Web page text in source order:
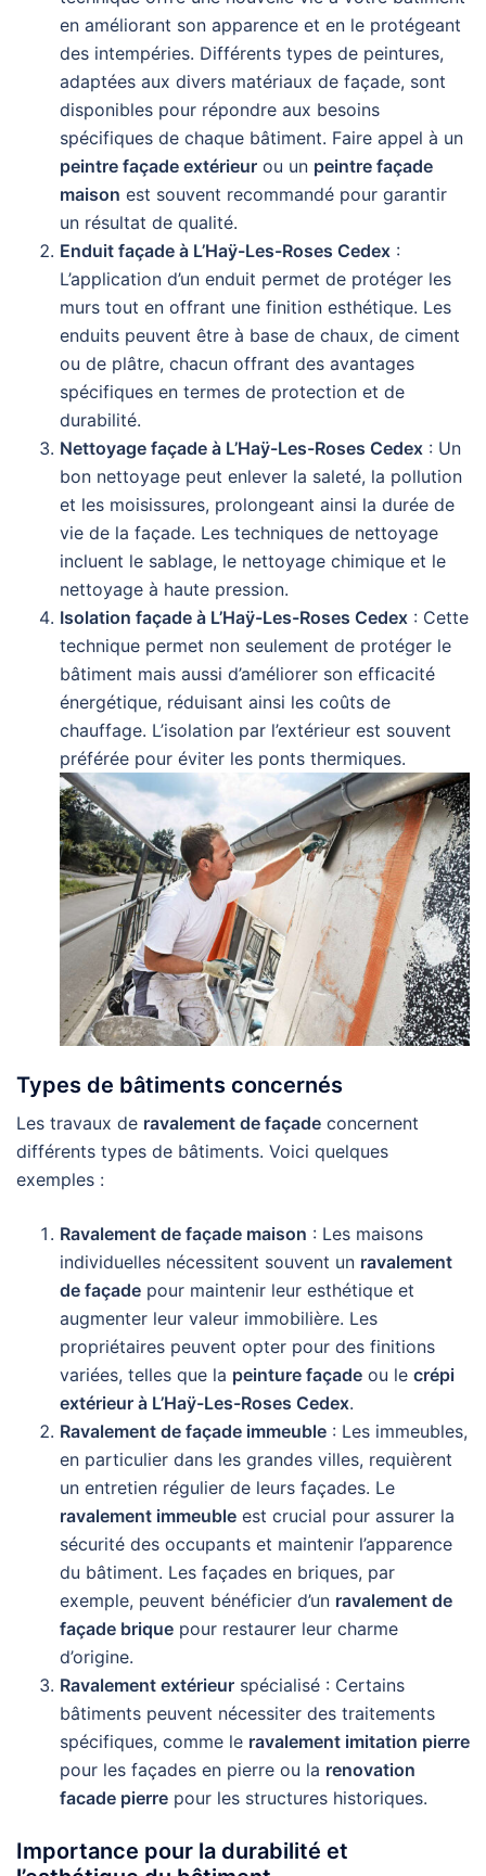
en améliorant son apparence et en le protégeant
des intempéries. Différents types de peintures,
adaptées aux divers matériaux de façade, sont
disponibles pour répondre aux besoins
spécifiques de chaque bâtiment. Faire appel à un
peintre façade extérieur ou un peintre façade
maison est souvent recommandé pour garantir
un résultat de qualité.
Enduit façade à L’Haÿ-Les-Roses Cedex :
L’application d’un enduit permet de protéger les
murs tout en offrant une finition esthétique. Les
enduits peuvent être à base de chaux, de ciment
ou de plâtre, chacun offrant des avantages
spécifiques en termes de protection et de
durabilité.
Nettoyage façade à L’Haÿ-Les-Roses Cedex : Un
bon nettoyage peut enlever la saleté, la pollution
et les moisissures, prolongeant ainsi la durée de
vie de la façade. Les techniques de nettoyage
incluent le sablage, le nettoyage chimique et le
nettoyage à haute pression.
Isolation façade à L’Haÿ-Les-Roses Cedex : Cette
technique permet non seulement de protéger le
bâtiment mais aussi d’améliorer son efficacité
énergétique, réduisant ainsi les coûts de
chauffage. L’isolation par l’extérieur est souvent
préférée pour éviter les ponts thermiques.
Types de bâtiments concernés
Les travaux de ravalement de façade concernent
différents types de bâtiments. Voici quelques
exemples :
Ravalement de façade maison : Les maisons
individuelles nécessitent souvent un ravalement
de façade pour maintenir leur esthétique et
augmenter leur valeur immobilière. Les
propriétaires peuvent opter pour des finitions
variées, telles que la peinture façade ou le crépi
extérieur à L’Haÿ-Les-Roses Cedex.
Ravalement de façade immeuble : Les immeubles,
en particulier dans les grandes villes, requièrent
un entretien régulier de leurs façades. Le
ravalement immeuble est crucial pour assurer la
sécurité des occupants et maintenir l’apparence
du bâtiment. Les façades en briques, par
exemple, peuvent bénéficier d’un ravalement de
façade brique pour restaurer leur charme
d’origine.
Ravalement extérieur spécialisé : Certains
bâtiments peuvent nécessiter des traitements
spécifiques, comme le ravalement imitation pierre
pour les façades en pierre ou la renovation
facade pierre pour les structures historiques.
Importance pour la durabilité et